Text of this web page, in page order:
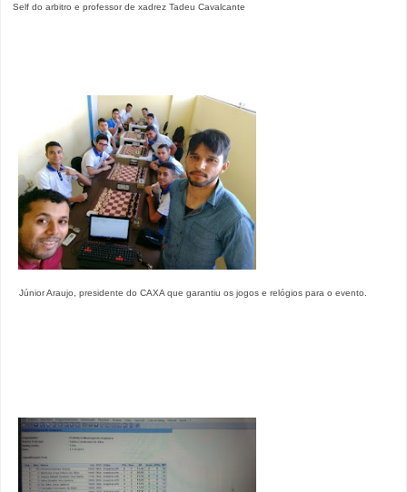
Self do arbitro e professor de xadrez Tadeu Cavalcante
Júnior Araujo, presidente do CAXA que garantiu os jogos e relógios para o evento.